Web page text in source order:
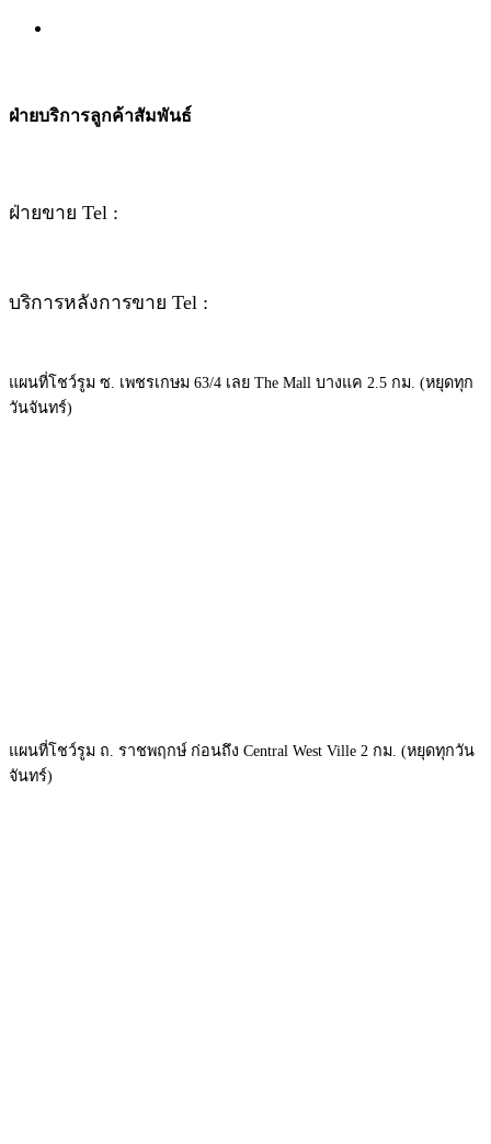
ฝ่ายบริการลูกค้าสัมพันธ์
ฝ่ายขาย Tel :
บริการหลังการขาย Tel :
แผนที่โชว์รูม ซ. เพชรเกษม 63/4 เลย The Mall บางแค 2.5 กม. (หยุดทุก
วันจันทร์)
แผนที่โชว์รูม ถ. ราชพฤกษ์ ก่อนถึง Central West Ville 2 กม. (หยุดทุกวัน
จันทร์)